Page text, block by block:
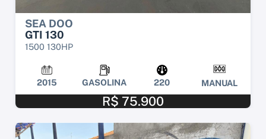
SEA DOO
GTI 130
1500 130HP
2015 GASOLINA 220 MANUAL
R$ 75.900